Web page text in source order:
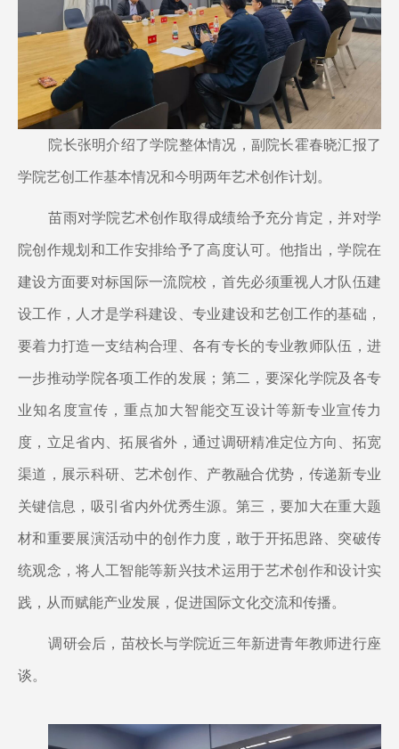
院长张明介绍了学院整体情况，副院长霍春晓汇报了
学院艺创工作基本情况和今明两年艺术创作计划。
苗雨对学院艺术创作取得成绩给予充分肯定，并对学
院创作规划和工作安排给予了高度认可。他指出，学院在
建设方面要对标国际一流院校，首先必须重视人才队伍建
设工作，人才是学科建设、专业建设和艺创工作的基础，
要着力打造一支结构合理、各有专长的专业教师队伍，进
一步推动学院各项工作的发展；第二，要深化学院及各专
业知名度宣传，重点加大智能交互设计等新专业宣传力
度，立足省内、拓展省外，通过调研精准定位方向、拓宽
渠道，展示科研、艺术创作、产教融合优势，传递新专业
关键信息，吸引省内外优秀生源。第三，要加大在重大题
材和重要展演活动中的创作力度，敢于开拓思路、突破传
统观念，将人工智能等新兴技术运用于艺术创作和设计实
践，从而赋能产业发展，促进国际文化交流和传播。
调研会后，苗校长与学院近三年新进青年教师进行座
谈。